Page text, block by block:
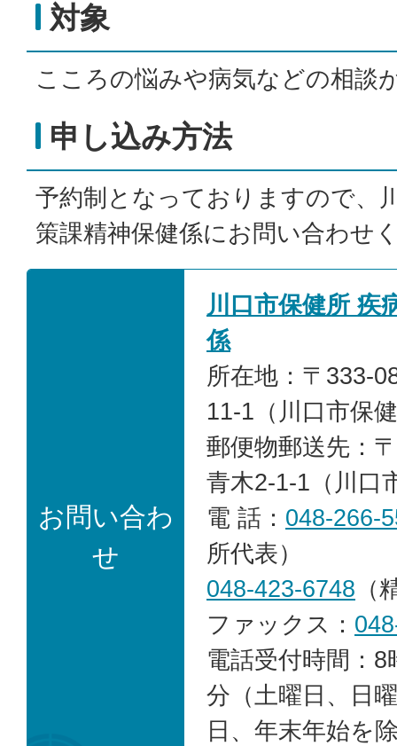
対象
こころの悩みや病気などの相談
申し込み方法
予約制となっておりますので、
策課精神保健係にお問い合わせ
お問い合わ
せ
川口市保健所 疾
係
所在地：〒333-
11-1（川口市保
郵便物郵送先：
青木2-1-1（川口
電 話： 048-266-
所代表）
048-423-6748 （
ファックス：
電話受付時間：
分（土曜日、日
日、年末年始を